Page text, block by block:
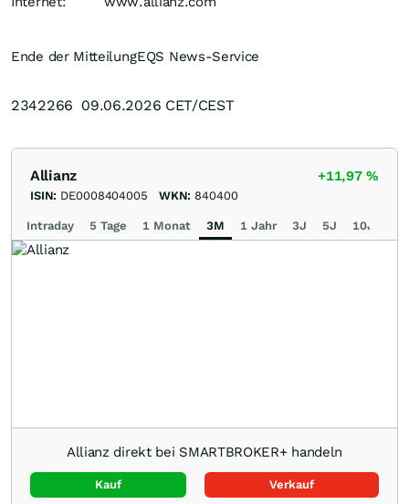
Ende der MitteilungEQS News-Service
2342266 09.06.2026 CET/CEST
Allianz +11,97%
ISIN: DE0008404005 WKN: 840400
Intraday 5 Tage 1 Monat 3M 1 Jahr 3J 5J 10J
Allianz direkt bei SMARTBROKER+ handeln
Kauf Verkauf